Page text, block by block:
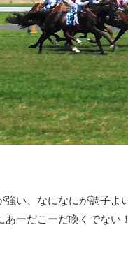
強い、なになにが調子よ
あーだこーだ喚くでない